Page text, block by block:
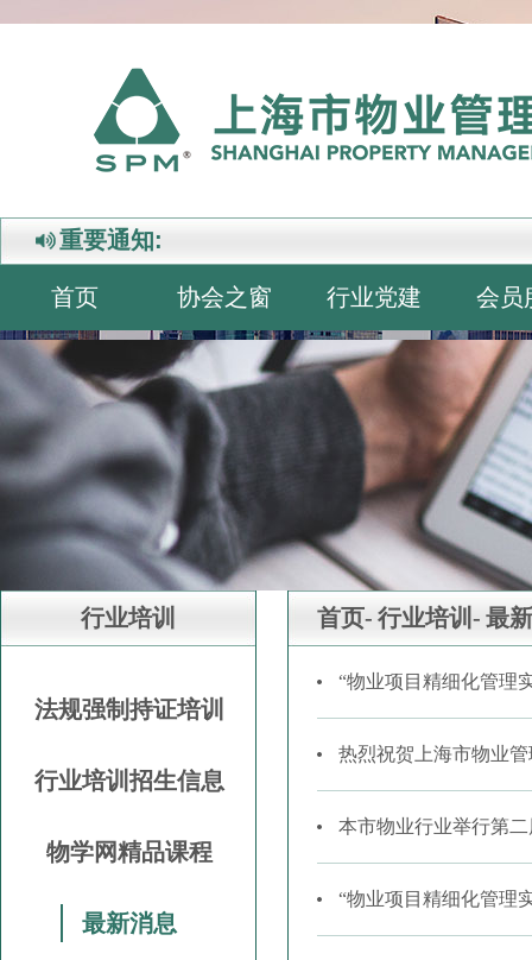
重要通知:
首页 协会之窗 行业党建 会员
行业培训
法规强制持证培训
行业培训招生信息
物学网精品课程
最新消息
首页- 行业培训- 最
“物业项目精细化管理
热烈祝贺上海市物业
本市物业行业举行第
“物业项目精细化管理